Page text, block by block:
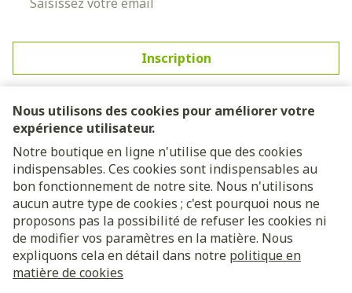
Nous utilisons des cookies pour améliorer votre
expérience utilisateur.
Notre boutique en ligne n'utilise que des cookies
indispensables. Ces cookies sont indispensables au
bon fonctionnement de notre site. Nous n'utilisons
aucun autre type de cookies ; c'est pourquoi nous ne
proposons pas la possibilité de refuser les cookies ni
de modifier vos paramètres en la matière. Nous
expliquons cela en détail dans notre politique en
matière de cookies
Inscription
En cliquant sur s'abonner, vous vous abonnez à notre
newsletter et acceptez notrepolitique de confidentialité.
Liens légaux